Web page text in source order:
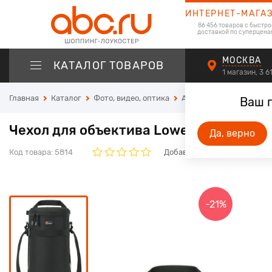
ИНТЕРНЕТ-
86 456 товаров с
доставкой по
КАТАЛОГ ТОВАРОВ
Ваш
Да, верно
МОСКВА
1 магазин, 3
Главная Каталог Фото, видео, оптика Аксессуары для
Чехол для объектива Lowepro Lens
Код товара: 5814 Добавьте свой отзыв. Он
-21%